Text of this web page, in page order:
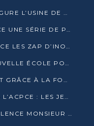
DÉNIS SASSOU N’GUESSO INAUGURE L’USINE DE VALORISATION DU GAZ ASSOCIÉ
DENIS SASSOU-N’GUESSO LANCE UNE SÉRIE DE PROJETS DANS LE KOUILOU
AGRICULTURE : LE CONGO LANCE LES ZAP D’INONI ET YONO
BE GREEN ACADEMY : UNE NOUVELLE ÉCOLE POUR LES MÉTIERS DE L’ÉCOLOGIE À POINTE-NOIRE
L’ÉCOLE PIERRE NZOKO RENAIT GRÂCE À LA FONDATION MUCODEC
JOURNÉE PORTES OUVERTES À L’ACPCE : LES JEUNES EN IMMERSION DANS L’ENTREPRISE
LETTRE OUVERTE A SON EXCELLENCE MONSIEUR DENIS SASSOU NGUESSO, PRESIDENT DE LAREPUBLIQUE DU CONGO